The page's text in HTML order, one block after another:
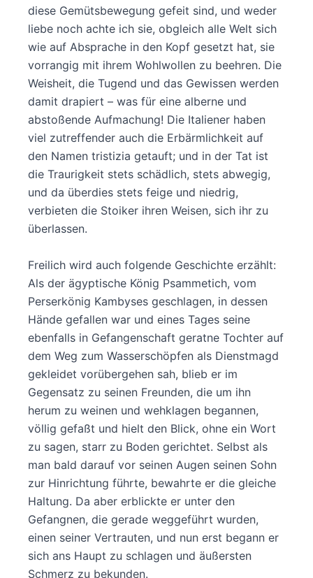
diese Gemütsbewegung gefeit sind, und weder
liebe noch achte ich sie, obgleich alle Welt sich
wie auf Absprache in den Kopf gesetzt hat, sie
vorrangig mit ihrem Wohlwollen zu beehren. Die
Weisheit, die Tugend und das Gewissen werden
damit drapiert – was für eine alberne und
abstoßende Aufmachung! Die Italiener haben
viel zutreffender auch die Erbärmlichkeit auf
den Namen tristizia getauft; und in der Tat ist
die Traurigkeit stets schädlich, stets abwegig,
und da überdies stets feige und niedrig,
verbieten die Stoiker ihren Weisen, sich ihr zu
überlassen.
Freilich wird auch folgende Geschichte erzählt:
Als der ägyptische König Psammetich, vom
Perserkönig Kambyses geschlagen, in dessen
Hände gefallen war und eines Tages seine
ebenfalls in Gefangenschaft geratne Tochter auf
dem Weg zum Wasserschöpfen als Dienstmagd
gekleidet vorübergehen sah, blieb er im
Gegensatz zu seinen Freunden, die um ihn
herum zu weinen und wehklagen begannen,
völlig gefaßt und hielt den Blick, ohne ein Wort
zu sagen, starr zu Boden gerichtet. Selbst als
man bald darauf vor seinen Augen seinen Sohn
zur Hinrichtung führte, bewahrte er die gleiche
Haltung. Da aber erblickte er unter den
Gefangnen, die gerade weggeführt wurden,
einen seiner Vertrauten, und nun erst begann er
sich ans Haupt zu schlagen und äußersten
Schmerz zu bekunden.